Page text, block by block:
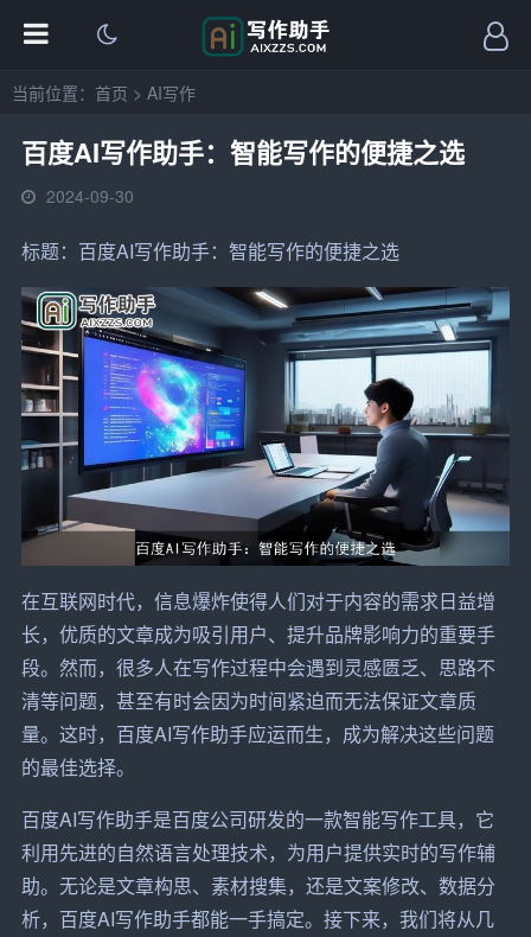
当前位置： 首页 > AI写作
百度AI写作助手：智能写作的便捷之选
2024-09-30
标题： 百度AI写作助手： 智能写作的便捷之选
在互联网时代，信息爆炸使得人们对于内容的需求日益增
长，优质的文章成为吸引用户、提升品牌影响力的重要手
段。然而，很多人在写作过程中会遇到灵感匮乏、思路不
清等问题，甚至有时会因为时间紧迫而无法保证文章质
量。这时，百度AI写作助手应运而生，成为解决这些问题
的最佳选择。
百度AI写作助手是百度公司研发的一款智能写作工具，它
利用先进的自然语言处理技术，为用户提供实时的写作辅
助。无论是文章构思、素材搜集，还是文案修改、数据分
析，百度AI写作助手都能一手搞定。接下来，我们将从几